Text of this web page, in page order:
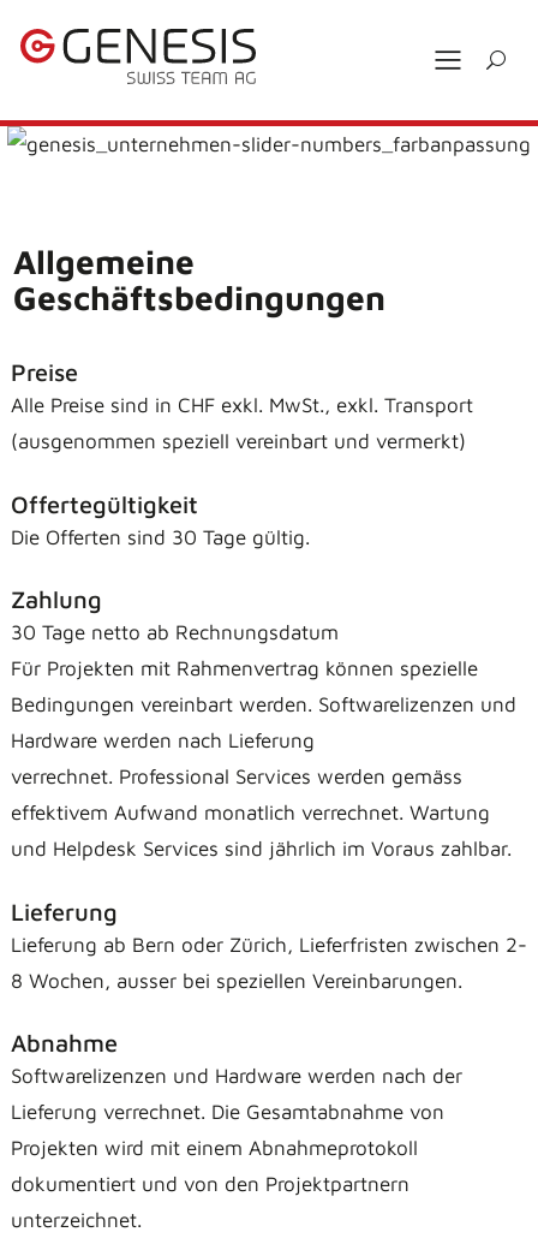
Allgemeine
Geschäftsbedingungen
Preise
Alle Preise sind in CHF exkl. MwSt., exkl. Transport
(ausgenommen speziell vereinbart und vermerkt)
Offertegültigkeit
Die Offerten sind 30 Tage gültig.
Zahlung
30 Tage netto ab Rechnungsdatum
Für Projekten mit Rahmenvertrag können spezielle
Bedingungen vereinbart werden. Softwarelizenzen und
Hardware werden nach Lieferung
verrechnet. Professional Services werden gemäss
effektivem Aufwand monatlich verrechnet. Wartung
und Helpdesk Services sind jährlich im Voraus zahlbar.
Lieferung
Lieferung ab Bern oder Zürich, Lieferfristen zwischen 2-
8 Wochen, ausser bei speziellen Vereinbarungen.
Abnahme
Softwarelizenzen und Hardware werden nach der
Lieferung verrechnet. Die Gesamtabnahme von
Projekten wird mit einem Abnahmeprotokoll
dokumentiert und von den Projektpartnern
unterzeichnet.